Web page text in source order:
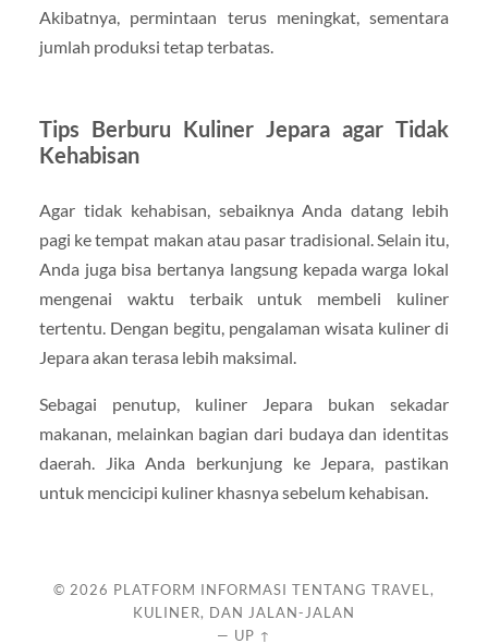
Akibatnya, permintaan terus meningkat, sementara
jumlah produksi tetap terbatas.
Tips Berburu Kuliner Jepara agar Tidak
Kehabisan
Agar tidak kehabisan, sebaiknya Anda datang lebih
pagi ke tempat makan atau pasar tradisional. Selain itu,
Anda juga bisa bertanya langsung kepada warga lokal
mengenai waktu terbaik untuk membeli kuliner
tertentu. Dengan begitu, pengalaman wisata kuliner di
Jepara akan terasa lebih maksimal.
Sebagai penutup, kuliner Jepara bukan sekadar
makanan, melainkan bagian dari budaya dan identitas
daerah. Jika Anda berkunjung ke Jepara, pastikan
untuk mencicipi kuliner khasnya sebelum kehabisan.
© 2026 PLATFORM INFORMASI TENTANG TRAVEL,
KULINER, DAN JALAN-JALAN
— UP ↑